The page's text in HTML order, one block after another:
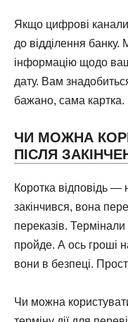
Якщо цифрові
до відділення
інформацію щодо
дату. Вам
бажано, сама картка.
ЧИ МОЖНА
ПІСЛЯ
Коротка відповідь —
закінчився, вона
переказів.
пройде. А ось гроші
вони в безпеці.
Чи можна